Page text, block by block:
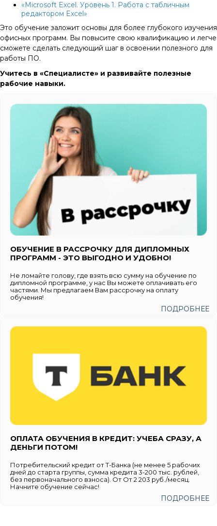
«Microsoft Excel. Уровень 1. Работа с табличным
редактором Excel»
Это обучение заложит основы для более глубокого изучения
офисных программ. Вы повысите свою квалификацию и легче
сможете сделать следующий шаг в освоении полезного для
работы ПО.
Учитесь в «Специалисте» и развивайте полезные
рабочие навыки.
ОБУЧЕНИЕ В РАССРОЧКУ ДЛЯ ДИПЛОМНЫХ
ПРОГРАММ - ЭТО ВЫГОДНО И УДОБНО!
Не ломайте голову, где взять всю сумму на обучение по
дипломной программе, у нас Вы можете оплачивать его
частями. Мы предлагаем Вам рассрочку на оплату
обучения!
ПОДРОБНЕЕ
ОПЛАТА ОБУЧЕНИЯ В КРЕДИТ: УЧЕБА СРАЗУ, А
ДЕНЬГИ ПОТОМ!
Потребительский кредит от Т-Банка (не менее 5 рабочих
дней до старта группы, сумма кредита 3-200 тыс. рублей,
без первоначального взноса). От От 2 203 руб./месяц.
Начните обучение сейчас!
ПОДРОБНЕЕ